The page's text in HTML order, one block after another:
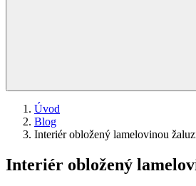
Úvod
Blog
Interiér obložený lamelovinou
Interiér obložený